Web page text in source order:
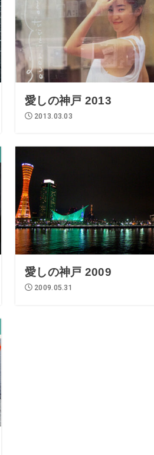
愛しの神戸 2013
2013.03.03
愛しの神戸 2009
2009.05.31